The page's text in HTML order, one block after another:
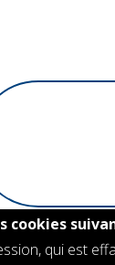
cookies
qui est